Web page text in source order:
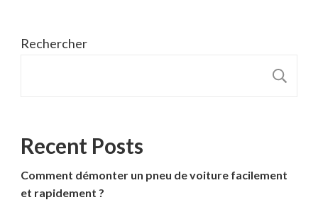
Rechercher
Recent Posts
Comment démonter un pneu de voiture facilement
et rapidement ?